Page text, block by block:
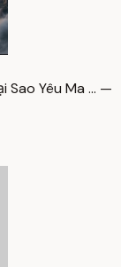
Sao Yêu Ma … —